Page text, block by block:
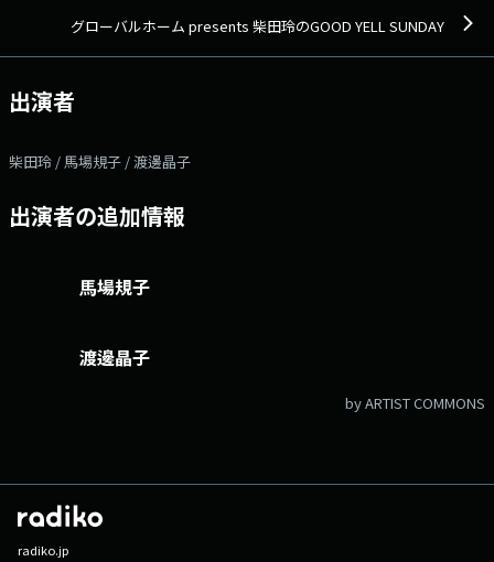
◆ Xハッシュタグは「#エフエムアイチ」 Xアカウントは
グローバルホーム presents 柴田玲のGOOD YELL SUNDAY
出演者
柴田玲 / 馬場規子 / 渡邊晶子
出演者の追加情報
馬場規子
渡邊晶子
by ARTIST COMMONS
radiko.jp